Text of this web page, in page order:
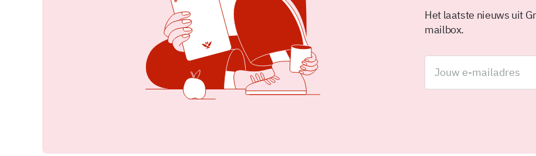
Het laatste nieuws uit
mailbox.